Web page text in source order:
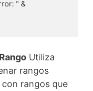
Utiliza
rangos
rangos que